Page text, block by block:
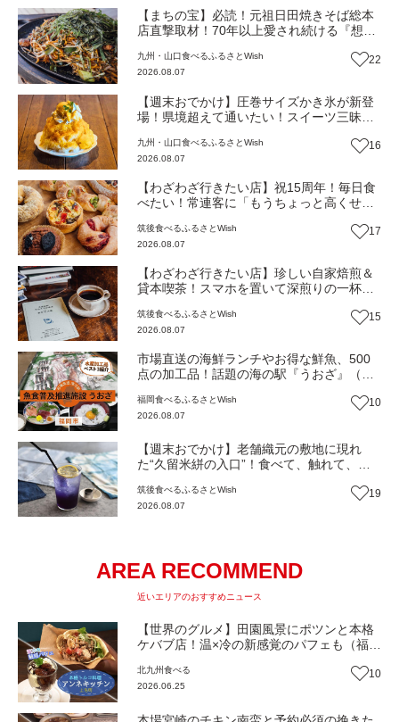
【まちの宝】必読！元祖日田焼きそば総本
店直撃取材！70年以上愛され続ける『想夫
（大分・日田市）【まち歩き】
九州・山口食べるふるさとWish
2026.08.07
22
【週末おでかけ】圧巻サイズかき氷が新登
場！県境超えて通いたい！スイーツ三昧の
（大分・日田市）【まち歩き】
九州・山口食べる ふるさとWish
2026.08.07
16
【わざわざ行きたい店】祝15周年！毎日食
べたい！常連客に「もうちょっと高くせん
おいしいもの『ニコパン』（福岡・大木
町）【まち歩き】
筑後食べる ふるさとWish
2026.08.07
17
【わざわざ行きたい店】珍しい自家焙煎＆
貸本喫茶！スマホを置いて深煎りの一杯と
る珈琲店／貸本 利文庫』（福岡・大木町）
【まち歩き】
筑後食べる ふるさとWish
2026.08.07
15
市場直送の海鮮ランチやお得な鮮魚、500
点の加工品！話題の海の駅『うおざ』（福
福岡食べる ふるさとWish
2026.08.07
10
【週末おでかけ】老舗織元の敷地に現れ
た“久留米絣の入口”！食べて、触れて、ア
岡・広川町）【まち歩き】
筑後食べるふるさとWish
2026.08.07
19
AREA RECOMMEND
近いエリアのおすすめニュース
【世界のグルメ】田園風景にポツンと本格
ケバブ店！温×冷の新感覚のパフェも（福
北九州食べる
2026.06.25
10